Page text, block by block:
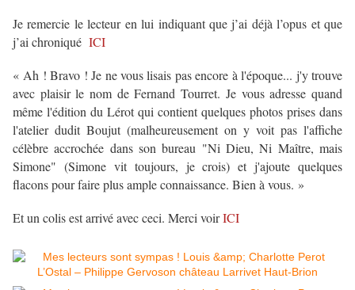
Je remercie le lecteur en lui indiquant que j’ai déjà l’opus et que
j’ai chroniqué ICI
« Ah ! Bravo ! Je ne vous lisais pas encore à l'époque... j'y trouve
avec plaisir le nom de Fernand Tourret. Je vous adresse quand
même l'édition du Lérot qui contient quelques photos prises dans
l'atelier dudit Boujut (malheureusement on y voit pas l'affiche
célèbre accrochée dans son bureau "Ni Dieu, Ni Maître, mais
Simone" (Simone vit toujours, je crois) et j'ajoute quelques
flacons pour faire plus ample connaissance. Bien à vous. »
Et un colis est arrivé avec ceci. Merci voirICI